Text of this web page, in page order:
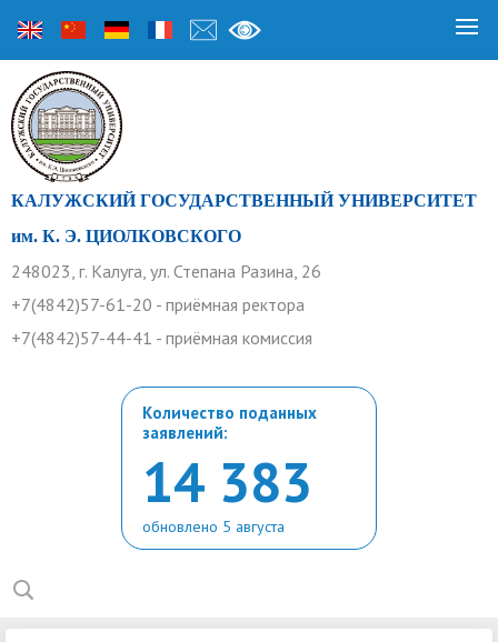
КАЛУЖСКИЙ ГОСУДАРСТВЕННЫЙ УНИВЕРСИТЕТ
им. К. Э. ЦИОЛКОВСКОГО
248023, г. Калуга, ул. Степана Разина, 26
+7(4842)57-61-20 - приёмная ректора
+7(4842)57-44-41 - приёмная комиссия
Количество поданных
заявлений:
14 383
обновлено 5 августа